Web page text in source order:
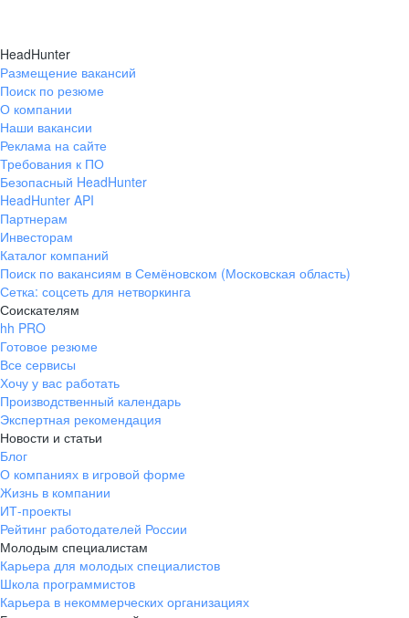
HeadHunter
Размещение вакансий
Поиск по резюме
О компании
Наши вакансии
Реклама на сайте
Требования к ПО
Безопасный HeadHunter
HeadHunter API
Партнерам
Инвесторам
Каталог компаний
Поиск по вакансиям в Семёновском (Московская область)
Сетка: соцсеть для нетворкинга
Соискателям
hh PRO
Готовое резюме
Все сервисы
Хочу у вас работать
Производственный календарь
Экспертная рекомендация
Новости и статьи
Блог
О компаниях в игровой форме
Жизнь в компании
ИТ-проекты
Рейтинг работодателей России
Молодым специалистам
Карьера для молодых специалистов
Школа программистов
Карьера в некоммерческих организациях